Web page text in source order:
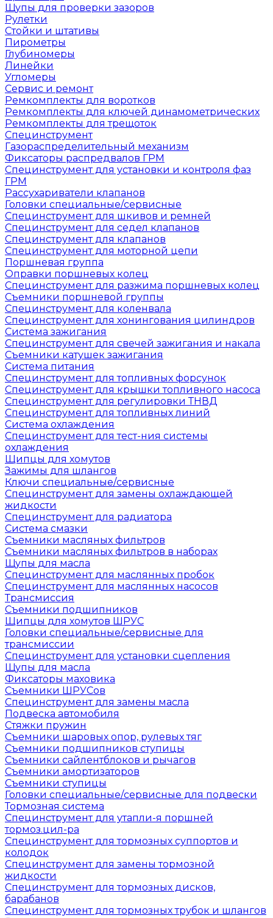
Щупы для проверки зазоров
Рулетки
Стойки и штативы
Пирометры
Глубиномеры
Линейки
Угломеры
Сервис и ремонт
Ремкомплекты для воротков
Ремкомплекты для ключей динамометрических
Ремкомплекты для трещоток
Специнструмент
Газораспределительный механизм
Фиксаторы распредвалов ГРМ
Специнструмент для установки и контроля фаз
ГРМ
Рассухариватели клапанов
Головки специальные/сервисные
Специнструмент для шкивов и ремней
Специнструмент для седел клапанов
Специнструмент для клапанов
Специнструмент для моторной цепи
Поршневая группа
Оправки поршневых колец
Специнструмент для разжима поршневых колец
Съемники поршневой группы
Специнструмент для коленвала
Специнструмент для хонингования цилиндров
Система зажигания
Специнструмент для свечей зажигания и накала
Съемники катушек зажигания
Система питания
Специнструмент для топливных форсунок
Специнструмент для крышки топливного насоса
Специнструмент для регулировки ТНВД
Специнструмент для топливных линий
Система охлаждения
Специнструмент для тест-ния системы
охлаждения
Щипцы для хомутов
Зажимы для шлангов
Ключи специальные/сервисные
Специнструмент для замены охлаждающей
жидкости
Специнструмент для радиатора
Система смазки
Съемники масляных фильтров
Съемники масляных фильтров в наборах
Щупы для масла
Специнструмент для маслянных пробок
Специнструмент для маслянных насосов
Трансмиссия
Съемники подшипников
Щипцы для хомутов ШРУС
Головки специальные/сервисные для
трансмиссии
Специнструмент для установки сцепления
Щупы для масла
Фиксаторы маховика
Съемники ШРУСов
Специнструмент для замены масла
Подвеска автомобиля
Стяжки пружин
Съемники шаровых опор, рулевых тяг
Съемники подшипников ступицы
Съемники сайлентблоков и рычагов
Съемники амортизаторов
Съемники ступицы
Головки специальные/сервисные для подвески
Тормозная система
Специнструмент для утапли-я поршней
тормоз.цил-ра
Специнструмент для тормозных суппортов и
колодок
Специнструмент для замены тормозной
жидкости
Специнструмент для тормозных дисков,
барабанов
Специнструмент для тормозных трубок и шлангов